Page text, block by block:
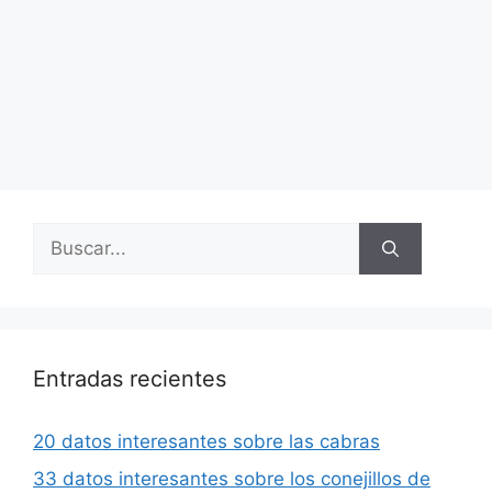
Buscar:
Entradas recientes
20 datos interesantes sobre las cabras
33 datos interesantes sobre los conejillos de